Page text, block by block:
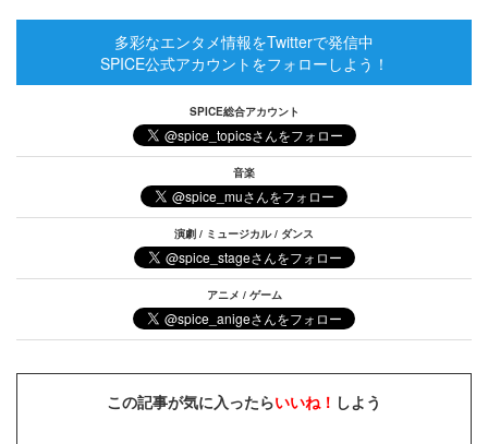
多彩なエンタメ情報をTwitterで発信中
SPICE公式アカウントをフォローしよう！
SPICE総合アカウント
音楽
演劇 / ミュージカル / ダンス
アニメ / ゲーム
この記事が気に入ったらいいね！ しよう